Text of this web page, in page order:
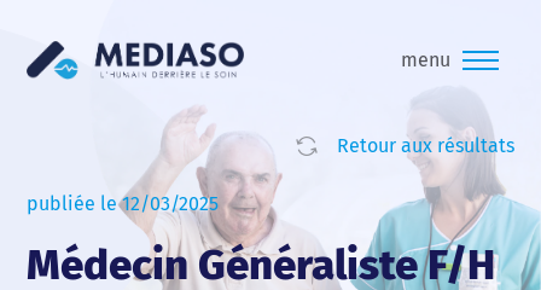
menu
Retour aux résultats
publiée le 12/03/2025
Médecin Généraliste F/H